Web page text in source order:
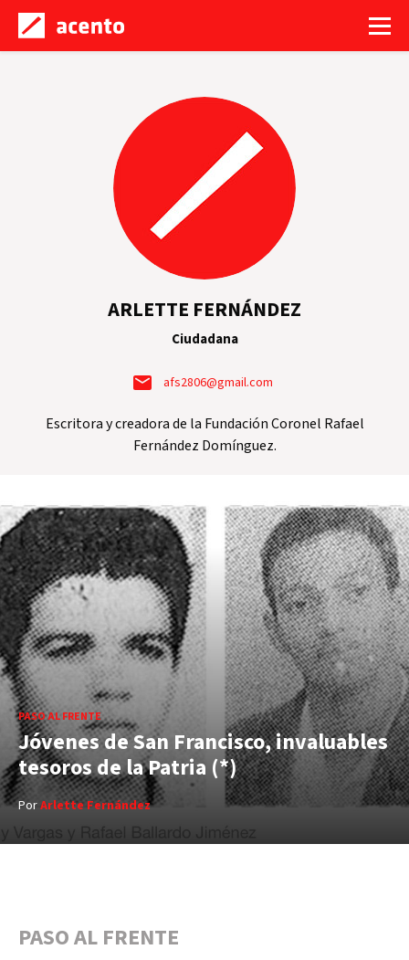
ARLETTE FERNÁNDEZ
Ciudadana
afs2806@gmail.com
Escritora y creadora de la Fundación Coronel Rafael
Fernández Domínguez.
PASO AL FRENTE
Jóvenes de San Francisco, invaluables
tesoros de la Patria (*)
PorArlette Fernández
PASO AL FRENTE